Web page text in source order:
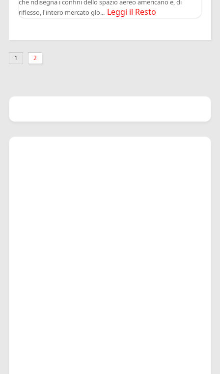
che ridisegna i confini dello spazio aereo americano e, di
riflesso, l'intero mercato glo... Leggi il Resto
1 2